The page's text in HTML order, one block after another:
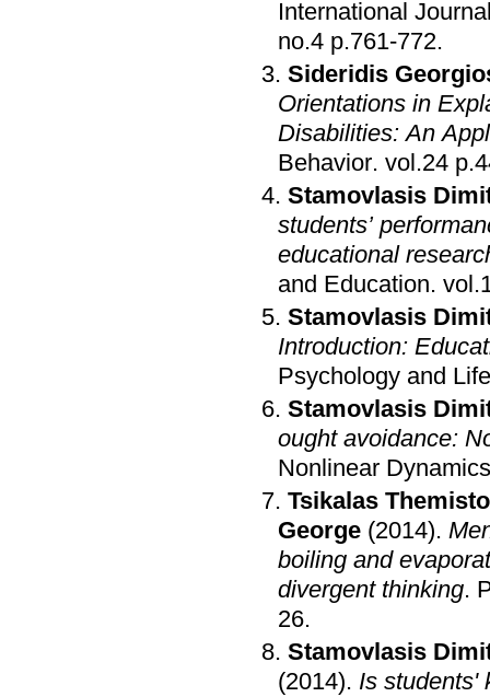
International
no.4 p.761-772.
Sideridis
Orientations in
Disabilities: An
Behavior.
Stamovlasis
students’
educational
and Education.
Stamovlasis
Introduction:
Psychology and
Stamovlasis
ought avoidance:
Nonlinear
Tsikalas
George (2014).
boiling and
divergent thinking.
26.
Stamovlasis
(2014). Is students'